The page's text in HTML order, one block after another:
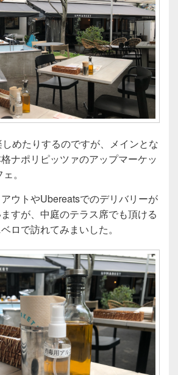
めたりするのですが、メインとな
ナポリピッツァのアップマーケッ
。
ウトやUbereatsでのデリバリーが
すが、中庭のテラス席でも頂ける
ロで訪れてみまいした。